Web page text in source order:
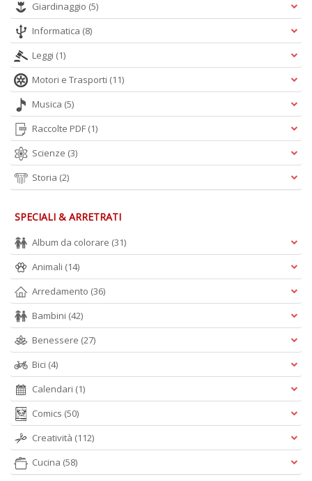
Giardinaggio (5)
Informatica (8)
Leggi (1)
Motori e Trasporti (11)
Musica (5)
Raccolte PDF (1)
Scienze (3)
Storia (2)
SPECIALI & ARRETRATI
Album da colorare (31)
Animali (14)
Arredamento (36)
Bambini (42)
Benessere (27)
Bici (4)
Calendari (1)
Comics (50)
Creatività (112)
Cucina (58)